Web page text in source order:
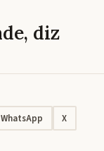
diz
WhatsApp X